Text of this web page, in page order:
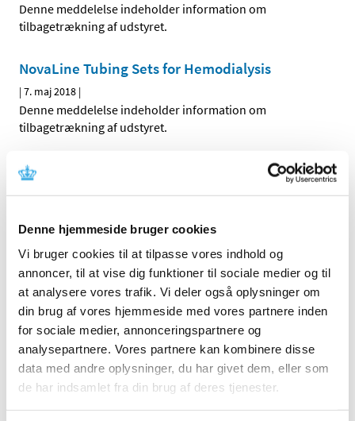
Denne hjemmeside bruger cookies
Vi bruger cookies til at tilpasse vores indhold og
annoncer, til at vise dig funktioner til sociale medier og til
at analysere vores trafik. Vi deler også oplysninger om
din brug af vores hjemmeside med vores partnere inden
for sociale medier, annonceringspartnere og
analysepartnere. Vores partnere kan kombinere disse
data med andre oplysninger, du har givet dem, eller som
de har indsamlet fra din brug af deres tjenester.
Denne meddelelse indeholder information om
tilbagetrækning af udstyret.
NovaLine Tubing Sets for Hemodialysis
|7. maj 2018 |
Denne meddelelse indeholder information om
tilbagetrækning af udstyret.
CARDIOSAVE Hybrid Intra-Aortic Balloon Pump
|30. maj 2018|
udstyret, der kræver korrektion og instruktion i
Forrige 1 2
Emner
Medicinsk udstyr
Alle (447)